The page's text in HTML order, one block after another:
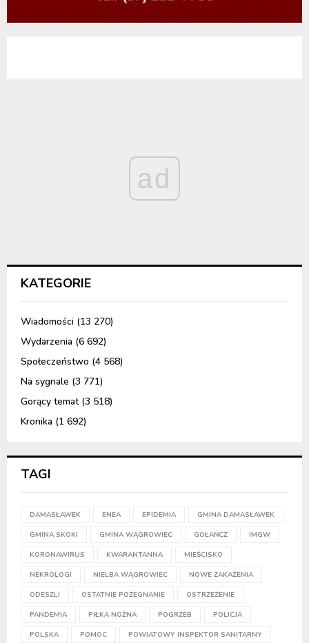
ad
KATEGORIE
Wiadomości (13 270)
Wydarzenia (6 692)
Społeczeństwo (4 568)
Na sygnale (3 771)
Gorący temat(3 518)
Kronika (1 692)
TAGI
DAMASŁAWEK ENEA EPIDEMIA GMINA DAMASŁAWEK
GMINA SKOKI GMINA WĄGROWIEC GOŁAŃCZ IMGW
KORONAWIRUS KWARANTANNA MIEŚCISKO
NEKROLOGI NIELBA WĄGROWIEC NOWE ZAKAŻENIA
ODESZLI OSTATNIE POŻEGNANIE OSTRZEŻENIE
PANDEMIA PIŁKA NOŻNA POGRZEB POLICJA
POLSKA POMOC POWIATOWY INSPEKTOR SANITARNY